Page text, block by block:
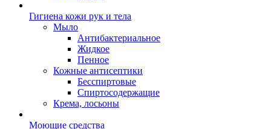
Гигиена кожи рук и тела
Мыло
Антибактериальное
Жидкое
Пенное
Кожные антисептики
Бесспиртовые
Cпиртосодержащие
Крема, лосьоны
Моющие средства